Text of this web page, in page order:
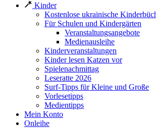
Kinder
Kostenlose ukrainische
Für Schulen und Kindergärten
Veranstaltungsangebote
Medienausleihe
Kinderveranstaltungen
Kinder lesen Katzen vor
Spielenachmittag
Leseratte 2026
Surf-Tipps für Kleine und Große
Vorlesetipps
Medientipps
Mein Konto
Onleihe